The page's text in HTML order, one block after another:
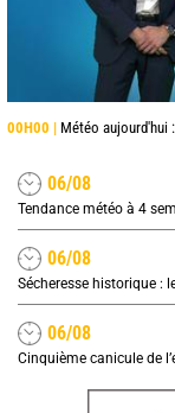
00H00 | Météo aujourd'hui
06/08
Tendance météo à 4
06/08
Sécheresse historique :
06/08